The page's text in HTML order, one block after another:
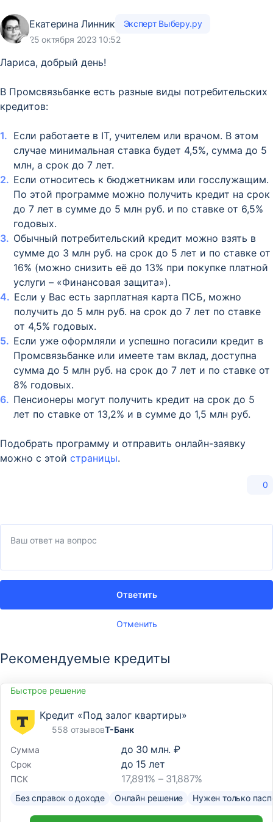
Екатерина Линник
Эксперт Выберу.ру
25 октября 2023 10:52
Лариса, добрый день!
В Промсвязьбанке есть разные виды потребительских
кредитов:
Если работаете в IT, учителем или врачом. В этом
случае минимальная ставка будет 4,5%, сумма до 5
млн, а срок до 7 лет.
Если относитесь к бюджетникам или госслужащим.
По этой программе можно получить кредит на срок
до 7 лет в сумме до 5 млн руб. и по ставке от 6,5%
годовых.
Обычный потребительский кредит можно взять в
сумме до 3 млн руб. на срок до 5 лет и по ставке от
16% (можно снизить её до 13% при покупке платной
услуги – «Финансовая защита»).
Если у Вас есть зарплатная карта ПСБ, можно
получить до 5 млн руб. на срок до 7 лет по ставке
от 4,5% годовых.
Если уже оформляли и успешно погасили кредит в
Промсвязьбанке или имеете там вклад, доступна
сумма до 5 млн руб. на срок до 7 лет и по ставке от
8% годовых.
Пенсионеры могут получить кредит на срок до 5
лет по ставке от 13,2% и в сумме до 1,5 млн руб.
Подобрать программу и отправить онлайн-заявку
можно с этой страницы.
0
Отменить
Ответить
Рекомендуемые кредиты
Быстрое решение
Кредит «Под залог квартиры»
558 отзывовТ-Банк
Сумма
до 30 млн. ₽
Срок до 15 лет
ПСК 17,891% – 31,887%
Без справок о доходе Онлайн решение Нужен только